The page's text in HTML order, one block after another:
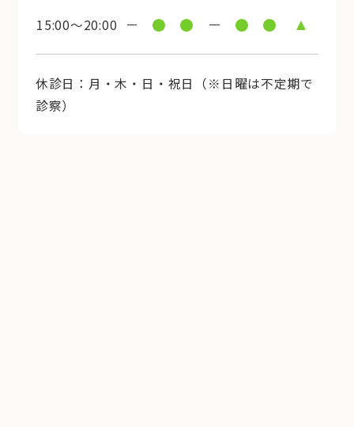
15:00～20:00
休診日：月・木・日・祝日（※日曜は不定期で
診察）